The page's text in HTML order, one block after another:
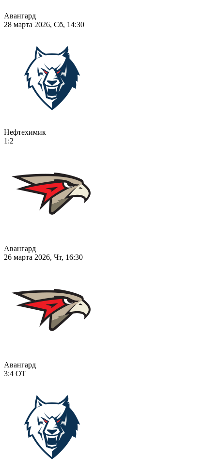
Авангард
28 марта 2026, Сб, 14:30
Нефтехимик
1:2
Авангард
26 марта 2026, Чт, 16:30
Авангард
3:4 ОТ